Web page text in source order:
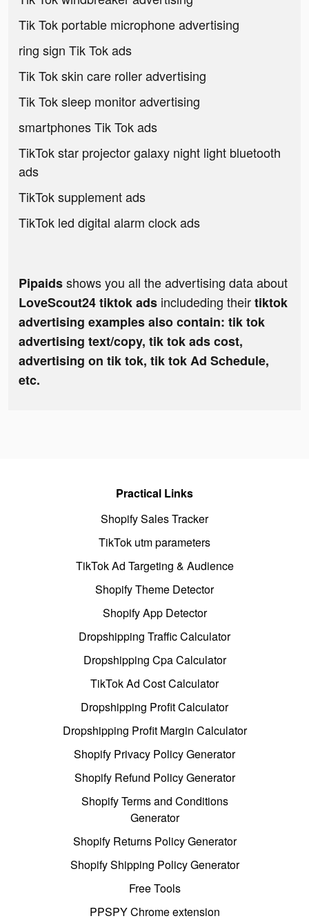
Tik Tok portable microphone advertising
ring sign Tik Tok ads
Tik Tok skin care roller advertising
Tik Tok sleep monitor advertising
smartphones Tik Tok ads
TikTok star projector galaxy night light bluetooth
ads
TikTok supplement ads
TikTok led digital alarm clock ads
Pipaidsshows you all the advertising data about
LoveScout24 tiktok ads includeding theirtiktok
advertising examples also contain: tik tok
advertising text/copy, tik tok ads cost,
advertising on tik tok, tik tok Ad Schedule,
etc.
Practical Links
Shopify Sales Tracker
TikTok utm parameters
TikTok Ad Targeting & Audience
Shopify Theme Detector
Shopify App Detector
Dropshipping Traffic Calculator
Dropshipping Cpa Calculator
TikTok Ad Cost Calculator
Dropshipping Profit Calculator
Dropshipping Profit Margin Calculator
Shopify Privacy Policy Generator
Shopify Refund Policy Generator
Shopify Terms and Conditions
Generator
Shopify Returns Policy Generator
Shopify Shipping Policy Generator
Free Tools
PPSPY Chrome extension